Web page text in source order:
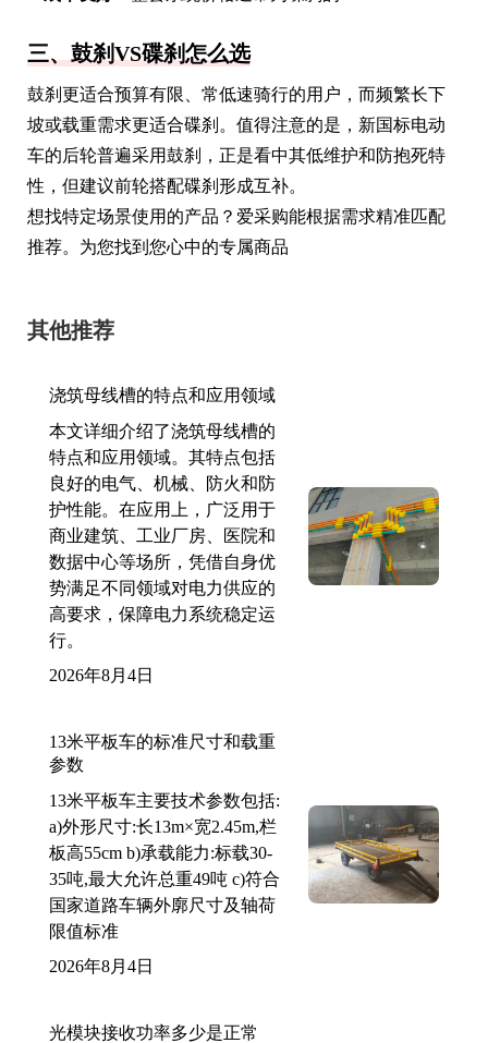
三、鼓刹VS碟刹怎么选
鼓刹更适合预算有限、常低速骑行的用户，而频繁长下
坡或载重需求更适合碟刹。值得注意的是，新国标电动
车的后轮普遍采用鼓刹，正是看中其低维护和防抱死特
性，但建议前轮搭配碟刹形成互补。
想找特定场景使用的产品？爱采购能根据需求精准匹配
推荐。为您找到您心中的专属商品
其他推荐
浇筑母线槽的特点和应用领域
本文详细介绍了浇筑母线槽的
特点和应用领域。其特点包括
良好的电气、机械、防火和防
护性能。在应用上，广泛用于
商业建筑、工业厂房、医院和
数据中心等场所，凭借自身优
势满足不同领域对电力供应的
高要求，保障电力系统稳定运
行。
2026年8月4日
13米平板车的标准尺寸和载重
参数
13米平板车主要技术参数包括:
a)外形尺寸:长13m×宽2.45m,栏
板高55cm b)承载能力:标载30-
35吨,最大允许总重49吨 c)符合
国家道路车辆外廓尺寸及轴荷
限值标准
2026年8月4日
光模块接收功率多少是正常